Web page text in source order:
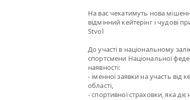
На вас чекатимуть нова
відмінний кейтерінг і чудові
Stvol
До участі в національному
спортсмени Національної
наявності:
- іменної заявки на участь від
області,
- спортивної страховки, яка